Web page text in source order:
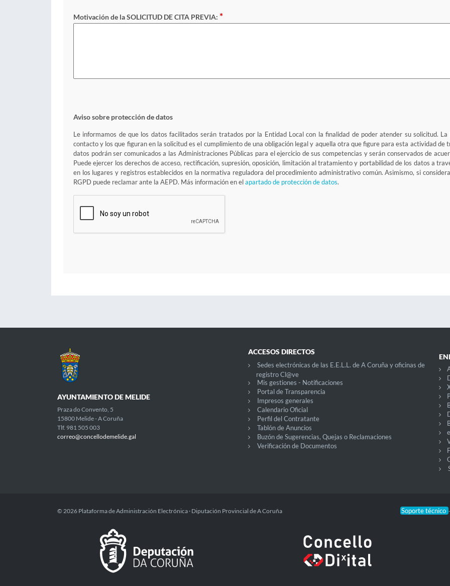
Motivación de la SOLICITUD DE CITA PREVIA: *
Aviso sobre protección de datos
Le informamos de que los datos facilitados serán tratados por la Entidad Local con la finalidad de poder atender su solicitud.
contacto y los que figuran en la solicitud es el cumplimiento de una obligación legal y aquella otra que figure para esta actividad de
datos podrán ser comunicados a las Administraciones Públicas para el ejercicio de sus competencias y serán conservados de
Puede ejercer los derechos de acceso, rectificación, supresión, oposición, limitación al tratamiento y portabilidad de los datos a
en los lugares y registros establecidos en la normativa reguladora del procedimiento administrativo común. Asimismo, si
RGPD puede reclamar ante la AEPD. Más información en elapartado de protección de datos.
AYUNTAMIENTO DE MELIDE
Praza do Convento, 5
15800 Melide - A Coruña
Tlf. 981 505 003
correo@concellodemelide.gal
ACCESOS DIRECTOS
Sedes electrónicas de las E.E.L.L. de A Coruña y oficinas de
registro Cl@ve
Mis gestiones - Notificaciones
Portal de Transparencia
Impresos generales
Calendario Oficial
Perfil del Contratante
Tablón de Anuncios
Buzón de Sugerencias, Quejas o Reclamaciones
Verificación de Documentos
Soporte técnico -
© 2026 Plataforma de Administración Electrónica · Diputación Provincial de A Coruña